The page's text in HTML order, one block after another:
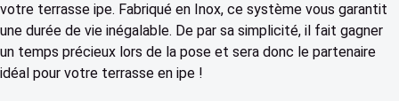
votre terrasse ipe. Fabriqué en Inox, ce système vous garantit
une durée de vie inégalable. De par sa simplicité, il fait gagner
un temps précieux lors de la pose et sera donc le partenaire
idéal pour votre terrasse en ipe !